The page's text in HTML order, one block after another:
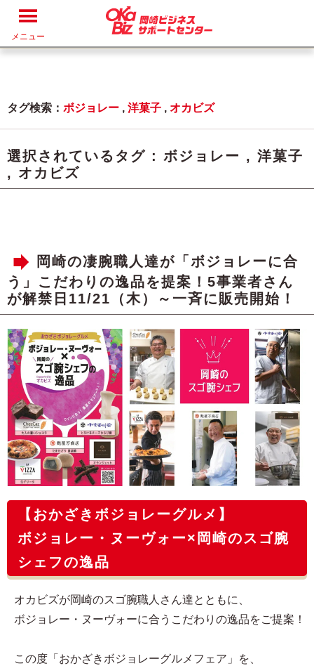
メニュー
タグ検索： ボジョレー , 洋菓子 , オカビズ
選択されているタグ : ボジョレー , 洋菓子
, オカビズ
岡崎の凄腕職人達が「ボジョレーに合
う」こだわりの逸品を提案！5事業者さん
が解禁日11/21（木）～一斉に販売開始！
【おかざきボジョレーグルメ】
ボジョレー・ヌーヴォー×岡崎のスゴ腕
シェフの逸品
オカビズが岡崎のスゴ腕職人さん達とともに、
ボジョレー・ヌーヴォーに合うこだわりの逸品をご提案！
この度「おかざきボジョレーグルメフェア」を、